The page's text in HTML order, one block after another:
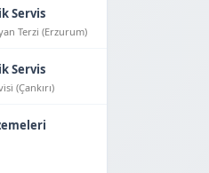
Servis
Terzi (Erzurum)
Servis
(Çankırı)